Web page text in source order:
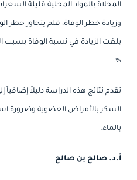
%.
تقدم نتائج هذه الدراسة دليلاً إضافياً
السكر بالأمراض العضوية وضرورة
بالماء.
أ.د. صالح بن صالح